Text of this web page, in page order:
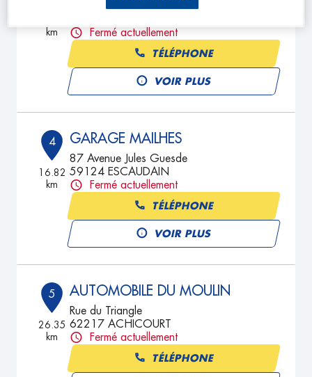
km
31 Rue de la Liberation
Fermé actuellement
TÉLÉPHONE
VOIR PLUS
4
16.82
km
GARAGE MAILHES
87 Avenue Jules Guesde
59124 ESCAUDAIN
Fermé actuellement
TÉLÉPHONE
VOIR PLUS
5
26.35
km
AUTOMOBILE DU MOULIN
Rue du Triangle
62217 ACHICOURT
Fermé actuellement
TÉLÉPHONE